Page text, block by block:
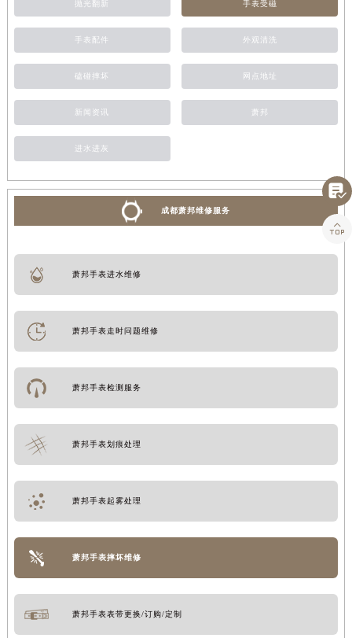
抛光翻新 手表受磁
手表配件 外观清洗
磕碰摔坏 网点地址
新闻资讯 萧邦
进水进灰
成都萧邦维修服务
萧邦手表进水维修
萧邦手表走时问题维修
萧邦手表检测服务
萧邦手表划痕处理
萧邦手表起雾处理
萧邦手表摔坏维修
萧邦手表表带更换/订购/定制

